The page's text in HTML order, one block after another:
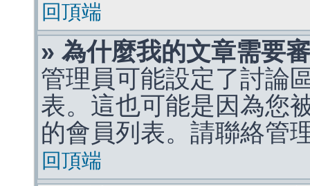
回頂端
» 為什麼我的文章需要
管理員可能設定了討論
表。這也可能是因為您
的會員列表。請聯絡管
回頂端